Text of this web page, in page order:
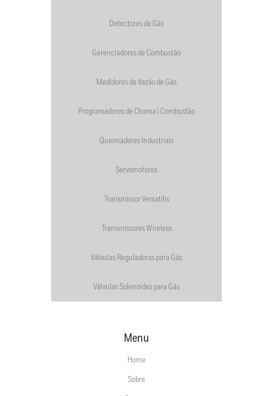
Detectores de Gás
Gerenciadores de Combustão
Medidores de Vazão de Gás
Programadores de Chama | Combustão
Queimadores Industriais
Servomotores
Transmissor Versatilis
Transmissores Wireless
Válvulas Reguladoras para Gás
Válvulas Solenoides para Gás
Menu
Home
Sobre